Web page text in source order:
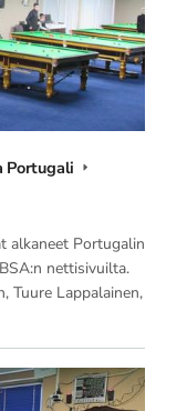
Portugali
alkaneet Portugalin
nettisivuilta.
Tuure Lappalainen,